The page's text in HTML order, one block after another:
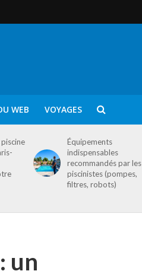
WEB VOYAGES
Équipements
indispensables
recommandés par les
piscinistes (pompes,
filtres, robots)
un